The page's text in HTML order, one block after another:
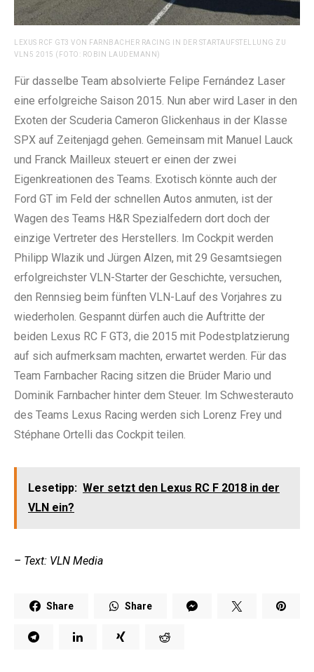
LEXUS RCF GT3 VON FARNBACHER RACING IN DER STARTAUFSTELLUNG ZU
VLN5 2015 (FOTO: ROBIN LAUDEMANN)
Für dasselbe Team absolvierte Felipe Fernández Laser
eine erfolgreiche Saison 2015. Nun aber wird Laser in den
Exoten der Scuderia Cameron Glickenhaus in der Klasse
SPX auf Zeitenjagd gehen. Gemeinsam mit Manuel Lauck
und Franck Mailleux steuert er einen der zwei
Eigenkreationen des Teams. Exotisch könnte auch der
Ford GT im Feld der schnellen Autos anmuten, ist der
Wagen des Teams H&R Spezialfedern dort doch der
einzige Vertreter des Herstellers. Im Cockpit werden
Philipp Wlazik und Jürgen Alzen, mit 29 Gesamtsiegen
erfolgreichster VLN-Starter der Geschichte, versuchen,
den Rennsieg beim fünften VLN-Lauf des Vorjahres zu
wiederholen. Gespannt dürfen auch die Auftritte der
beiden Lexus RC F GT3, die 2015 mit Podestplatzierung
auf sich aufmerksam machten, erwartet werden. Für das
Team Farnbacher Racing sitzen die Brüder Mario und
Dominik Farnbacher hinter dem Steuer. Im Schwesterauto
des Teams Lexus Racing werden sich Lorenz Frey und
Stéphane Ortelli das Cockpit teilen.
Lesetipp: Wer setzt den Lexus RC F 2018 in der
VLN ein?
– Text: VLN Media
Share Share